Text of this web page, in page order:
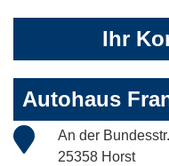
Ihr
Autohaus
An der
25358 Horst